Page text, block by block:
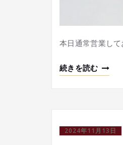
本日通常営業し
続きを読む
2024年11月13日